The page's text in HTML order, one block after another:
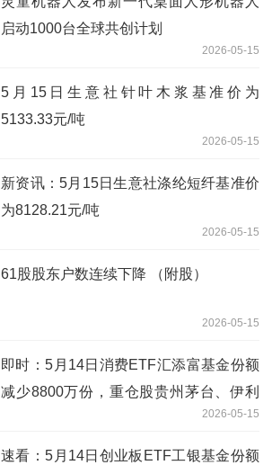
启动1000台全球共创计划
2026-05-15
5月15日生意社针叶木浆基准价为
5133.33元/吨
2026-05-15
新资讯：5月15日生意社涤纶短纤基准价
为8128.21元/吨
2026-05-15
61股股东户数连续下降 （附股）
2026-05-15
即时：5月14日消费ETF汇添富基金份额
减少8800万份，重仓股贵州茅台、伊利
2026-05-15
速看：5月14日创业板ETF工银基金份额